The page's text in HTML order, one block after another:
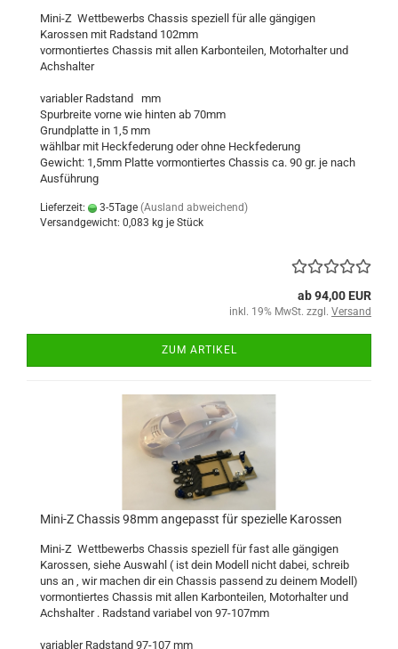
Mini-Z Wettbewerbs Chassis speziell für alle gängigen
Karossen mit Radstand 102mm
vormontiertes Chassis mit allen Karbonteilen, Motorhalter und
Achshalter
variabler Radstand mm
Spurbreite vorne wie hinten ab 70mm
Grundplatte in 1,5 mm
wählbar mit Heckfederung oder ohne Heckfederung
Gewicht: 1,5mm Platte vormontiertes Chassis ca. 90 gr. je nach
Ausführung
Lieferzeit: 3-5Tage (Ausland abweichend)
Versandgewicht: 0,083 kg je Stück
ab 94,00 EUR
inkl. 19% MwSt. zzgl. Versand
ZUM ARTIKEL
Mini-Z Chassis 98mm angepasst für spezielle Karossen
Mini-Z Wettbewerbs Chassis speziell für fast alle gängigen
Karossen, siehe Auswahl ( ist dein Modell nicht dabei, schreib
uns an , wir machen dir ein Chassis passend zu deinem Modell)
vormontiertes Chassis mit allen Karbonteilen, Motorhalter und
Achshalter . Radstand variabel von 97-107mm
variabler Radstand 97-107 mm